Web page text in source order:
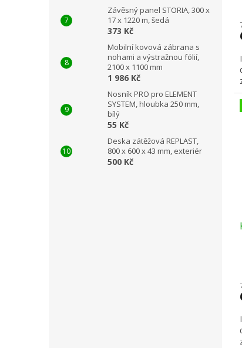
Závěsný panel STORIA, 300 x
17 x 1220 m, šedá
373 Kč
Mobilní kovová zábrana s
nohami a výstražnou fólií,
2100 x 1100 mm
1 986 Kč
Nosník PRO pro ELEMENT
SYSTEM, hloubka 250 mm,
bílý
55 Kč
Deska zátěžová REPLAST,
800 x 600 x 43 mm, exteriér
500 Kč